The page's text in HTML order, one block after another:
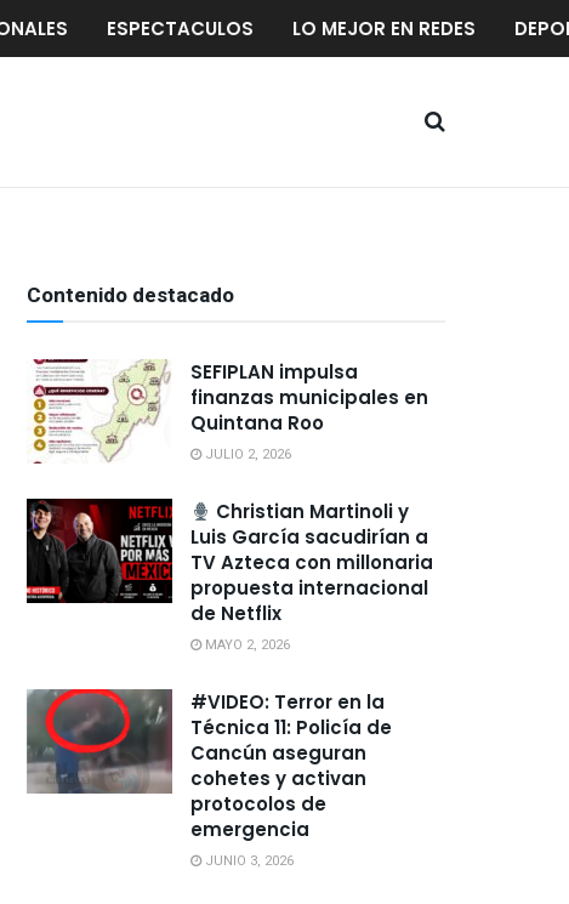
ESPECTACULOS LO MEJOR EN REDES
Contenido destacado
SEFIPLAN impulsa
finanzas municipales en
Quintana Roo
JULIO 2, 2026
Christian Martinoli y
Luis García sacudirían a
TV Azteca con millonaria
propuesta internacional
de Netflix
MAYO 2, 2026
#VIDEO: Terror en la
Técnica 11: Policía de
Cancún aseguran
cohetes y activan
protocolos de
emergencia
JUNIO 3, 2026